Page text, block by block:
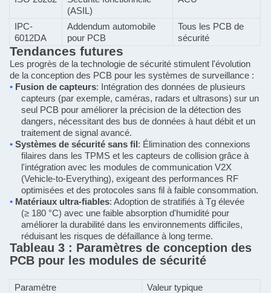
(ASIL)
IPC-
6012DA
Addendum automobile
pour PCB
Tous les PCB de
sécurité
Tendances futures
Les progrès de la technologie de sécurité stimulent l'évolution
de la conception des PCB pour les systèmes de surveillance :
• Fusion de capteurs: Intégration des données de plusieurs
capteurs (par exemple, caméras, radars et ultrasons) sur un
seul PCB pour améliorer la précision de la détection des
dangers, nécessitant des bus de données à haut débit et un
traitement de signal avancé.
• Systèmes de sécurité sans fil : Élimination des connexions
filaires dans les TPMS et les capteurs de collision grâce à
l'intégration avec les modules de communication V2X
(Vehicle-to-Everything), exigeant des performances RF
optimisées et des protocoles sans fil à faible consommation.
• Matériaux ultra-fiables: Adoption de stratifiés à Tg élevée
(≥ 180 °C) avec une faible absorption d'humidité pour
améliorer la durabilité dans les environnements difficiles,
réduisant les risques de défaillance à long terme.
Tableau 3 : Paramètres de conception des
PCB pour les modules de sécurité
Paramètre
Valeur typique